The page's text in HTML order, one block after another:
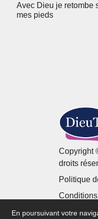
Avec Dieu je retombe
mes pieds
Copyright
droits
Politique
En poursuivant votre